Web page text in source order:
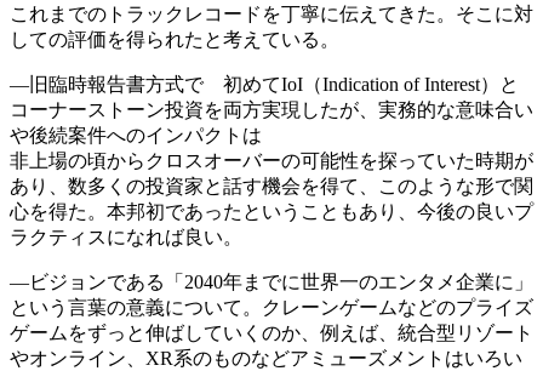
これまでのトラックレコードを丁寧に伝えてきた。そこに対
しての評価を得られたと考えている。
―旧臨時報告書方式で 初めてIoI（Indication of Interest）と
コーナーストーン投資を両方実現したが、実務的な意味合い
や後続案件へのインパクトは
非上場の頃からクロスオーバーの可能性を探っていた時期が
あり、数多くの投資家と話す機会を得て、このような形で関
心を得た。本邦初であったということもあり、今後の良いプ
ラクティスになれば良い。
―ビジョンである「2040年までに世界一のエンタメ企業に」
という言葉の意義について。クレーンゲームなどのプライズ
ゲームをずっと伸ばしていくのか、例えば、統合型リゾート
やオンライン、XR系のものなどアミューズメントはいろい